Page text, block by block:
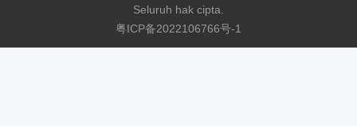
Seluruh hak cipta.
粤ICP备2022106766号-1